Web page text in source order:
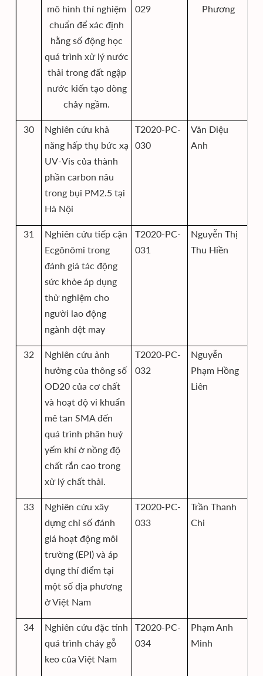
mô hình thí nghiệm
chuẩn để xác định
hằng số động học
quá trình xử lý nước
thải trong đất ngập
nước kiến tạo dòng
chảy ngầm.
029
Phương
30
Nghiên cứu khả
năng hấp thụ bức xạ
UV-Vis của thành
phần carbon nâu
trong bụi PM2.5 tại
Hà Nội
T2020-PC-
030
Văn Diệu
Anh
31
Nghiên cứu tiếp cận
Ecgônômi trong
đánh giá tác động
sức khỏe áp dụng
thử nghiệm cho
người lao động
ngành dệt may
T2020-PC-
031
Nguyễn Thị
Thu Hiền
32
Nghiên cứu ảnh
hưởng của thông số
OD20 của cơ chất
và hoạt độ vi khuẩn
mê tan SMA đến
quá trình phân huỷ
yếm khí ở nồng độ
chất rắn cao trong
xử lý chất thải.
T2020-PC-
032
Nguyễn
Phạm Hồng
Liên
33
Nghiên cứu xây
dựng chỉ số đánh
giá hoạt động môi
trường (EPI) và áp
dụng thí điểm tại
một số địa phương
ở Việt Nam
T2020-PC-
033
Trần Thanh
Chi
34
Nghiên cứu đặc tính
quá trình cháy gỗ
keo của Việt Nam
T2020-PC-
034
Phạm Anh
Minh